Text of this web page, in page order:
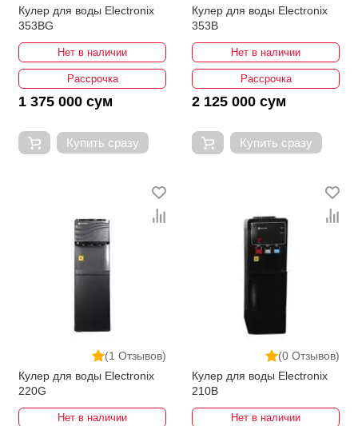
Кулер для воды Electronix
353BG
Нет в наличии
Рассрочка
1 375 000 сум
Купить сразу
Кулер для воды Electronix
353B
Нет в наличии
Рассрочка
2 125 000 сум
Купить сразу
(1 Отзывов)
Кулер для воды Electronix
220G
Нет в наличии
(0 Отзывов)
Кулер для воды Electronix
210B
Нет в наличии